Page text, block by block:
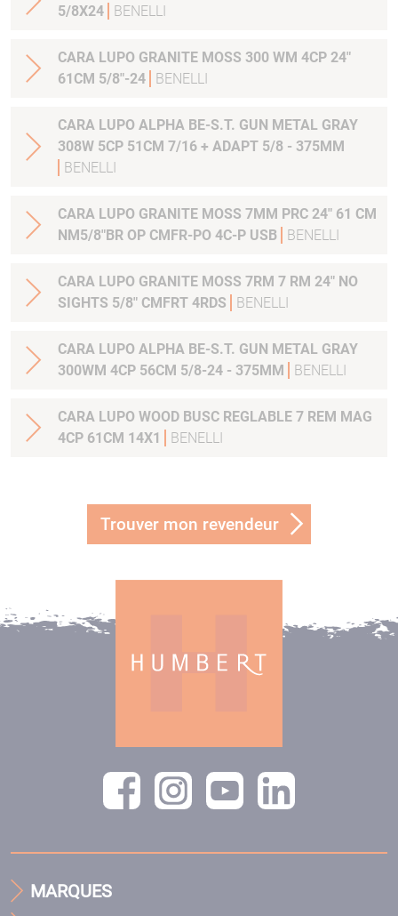
5/8X24
BENELLI
CARA LUPO GRANITE MOSS 300 WM 4CP 24"
61CM 5/8"-24
BENELLI
CARA LUPO ALPHA BE-S.T. GUN METAL GRAY
308W 5CP 51CM 7/16 + ADAPT 5/8 - 375MM
BENELLI
CARA LUPO GRANITE MOSS 7MM PRC 24" 61 CM
NM5/8"BR OP CMFR-PO 4C-P USB
BENELLI
CARA LUPO GRANITE MOSS 7RM 7 RM 24" NO
SIGHTS 5/8" CMFRT 4RDS
BENELLI
CARA LUPO ALPHA BE-S.T. GUN METAL GRAY
300WM 4CP 56CM 5/8-24 - 375MM
BENELLI
CARA LUPO WOOD BUSC REGLABLE 7 REM MAG
4CP 61CM 14X1
BENELLI
Trouver mon revendeur
MARQUES